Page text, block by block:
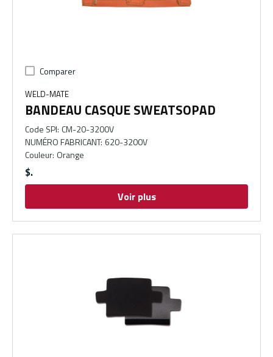
Comparer
WELD-MATE
BANDEAU CASQUE SWEATSOPAD
Code SPI: CM-20-3200V
NUMÉRO FABRICANT: 620-3200V
Couleur: Orange
$
Voir plus